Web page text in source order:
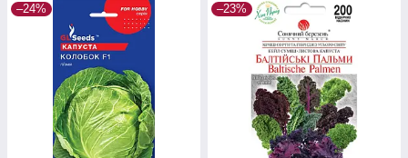
–24% –23%